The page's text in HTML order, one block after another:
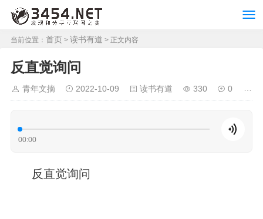
当前位置： 首页 > 读书有道 > 正文内容
反直觉询问
青年文摘 2022-10-09 读书有道 330 0
00:00
反直觉询问